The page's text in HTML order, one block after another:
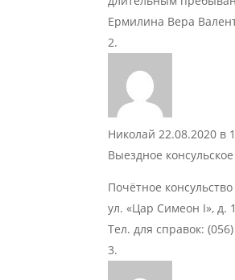
Ермилина Вера
Николай 22.08.2020 в
Выездное
Почётное
ул. «Цар Симеон I», д.
Тел. для справок: